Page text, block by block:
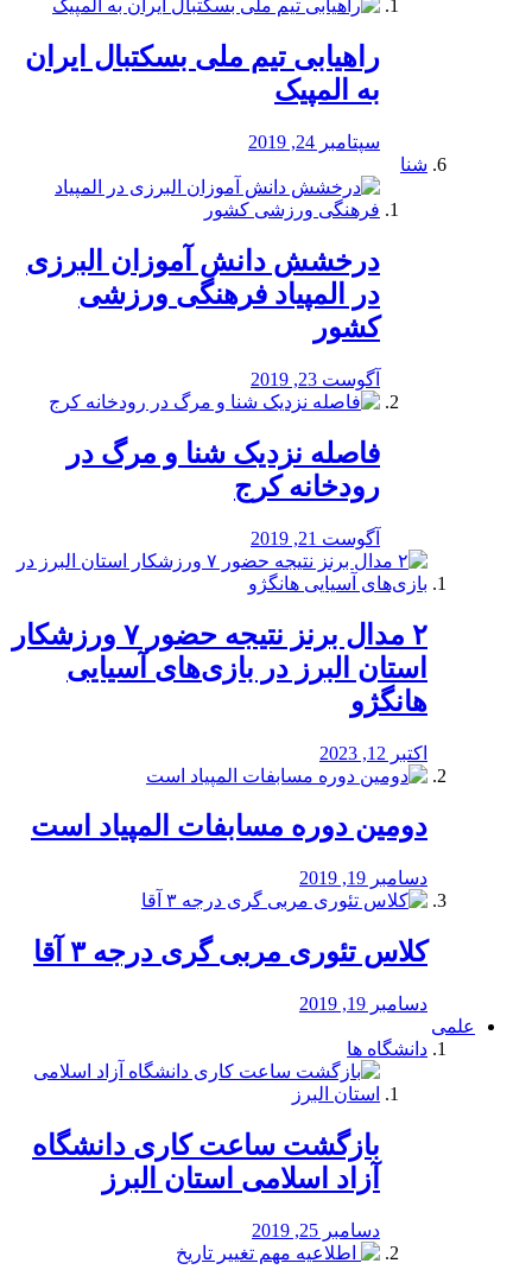
راهیابی تیم ملی بسکتبال ایران
به المپیک
سپتامبر 24, 2019
شنا
درخشش دانش آموزان البرزی
در المپیاد فرهنگی ورزشی
کشور
آگوست 23, 2019
️فاصله نزدیک شنا و مرگ در
رودخانه کرج
آگوست 21, 2019
۲ مدال برنز نتیجه حضور ۷ ورزشکار
استان البرز در بازی‌های آسیایی
هانگژو
اکتبر 12, 2023
دومین دوره مسابفات المپیاد است
دسامبر 19, 2019
کلاس تئوری مربی گری درجه ۳ آقا
دسامبر 19, 2019
علمی
دانشگاه ها
بازگشت ساعت کاری دانشگاه
آزاد اسلامی استان البرز
دسامبر 25, 2019